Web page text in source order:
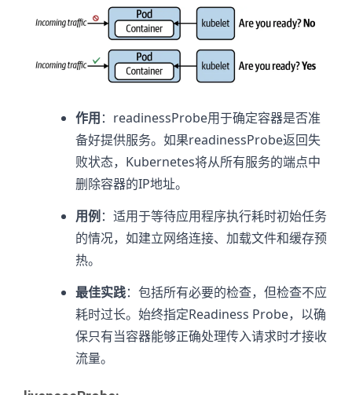
作用：readinessProbe用于确定容器是否准
备好提供服务。如果readinessProbe返回失
败状态，Kubernetes将从所有服务的端点中
删除容器的IP地址。
用例：适用于等待应用程序执行耗时初始任务
的情况，如建立网络连接、加载文件和缓存预
热。
最佳实践：包括所有必要的检查，但检查不应
耗时过长。始终指定Readiness Probe，以确
保只有当容器能够正确处理传入请求时才接收
流量。